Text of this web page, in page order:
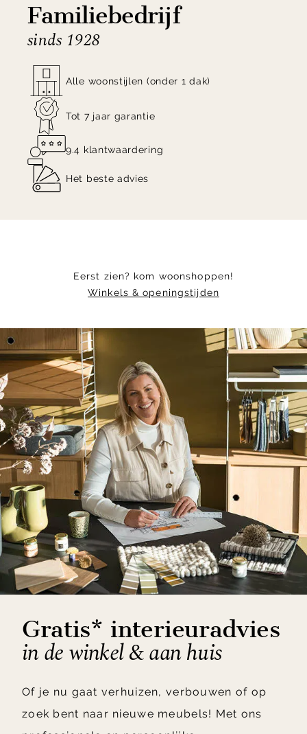
Familiebedrijf
sinds 1928
Alle woonstijlen (onder 1 dak)
Tot 7 jaar garantie
9.4 klantwaardering
Het beste advies
Eerst zien? kom woonshoppen!
Winkels & openingstijden
Gratis* interieuradvies
in de winkel & aan huis
Of je nu gaat verhuizen, verbouwen of op
zoek bent naar nieuwe meubels! Met ons